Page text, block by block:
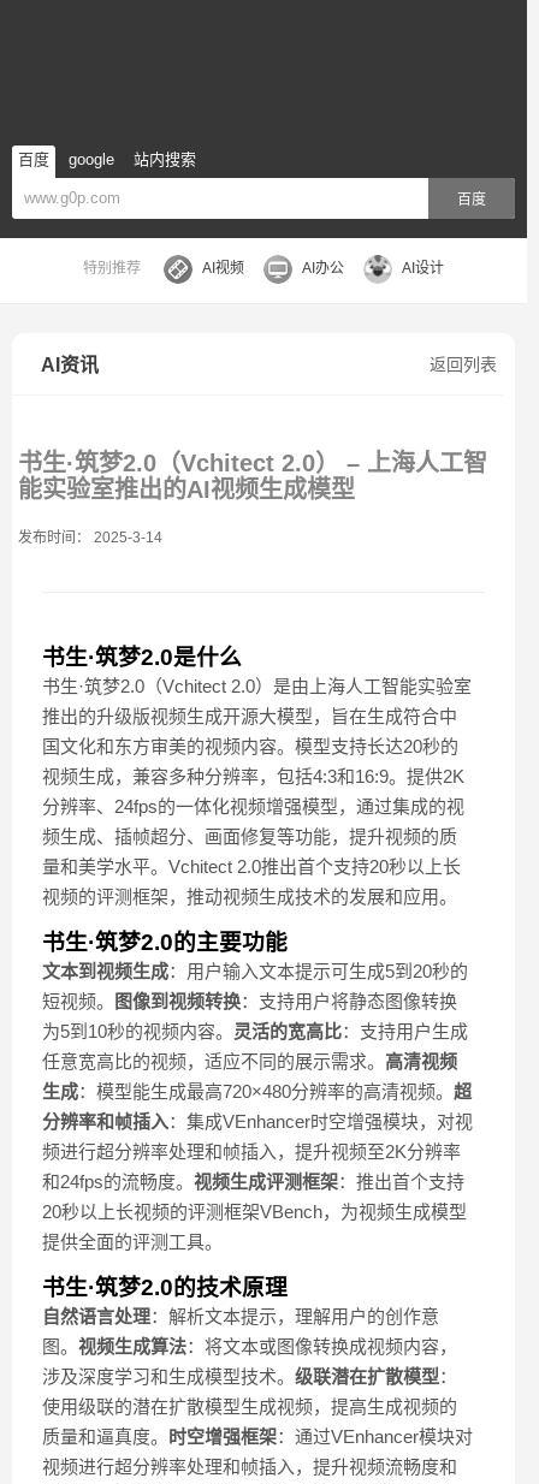
百度 google 站内搜索
百度
特别推荐 AI视频 AI办公 AI设计
返回列表
AI资讯
书生·筑梦2.0（Vchitect 2.0） – 上海人工智
能实验室推出的AI视频生成模型
发布时间： 2025-3-14
书生·筑梦2.0是什么
书生·筑梦2.0（Vchitect 2.0）是由上海人工智能实验室
推出的升级版视频生成开源大模型，旨在生成符合中
国文化和东方审美的视频内容。模型支持长达20秒的
视频生成，兼容多种分辨率，包括4:3和16:9。提供2K
分辨率、24fps的一体化视频增强模型，通过集成的视
频生成、插帧超分、画面修复等功能，提升视频的质
量和美学水平。Vchitect 2.0推出首个支持20秒以上长
视频的评测框架，推动视频生成技术的发展和应用。
书生·筑梦2.0的主要功能
文本到视频生成：用户输入文本提示可生成5到20秒的
短视频。
图像到视频转换：支持用户将静态图像转换
为5到10秒的视频内容。 灵活的宽高比：支持用户生成
任意宽高比的视频，适应不同的展示需求。 高清视频
生成：模型能生成最高720×480分辨率的高清视频。 超
分辨率和帧插入：集成VEnhancer时空增强模块，对视
频进行超分辨率处理和帧插入，提升视频至2K分辨率
和24fps的流畅度。 视频生成评测框架：推出首个支持
20秒以上长视频的评测框架VBench，为视频生成模型
提供全面的评测工具。
书生·筑梦2.0的技术原理
自然语言处理：解析文本提示，理解用户的创作意
图。 视频生成算法：将文本或图像转换成视频内容，
涉及深度学习和生成模型技术。 级联潜在扩散模型：
使用级联的潜在扩散模型生成视频，提高生成视频的
质量和逼真度。 时空增强框架：通过VEnhancer模块对
视频进行超分辨率处理和帧插入，提升视频流畅度和